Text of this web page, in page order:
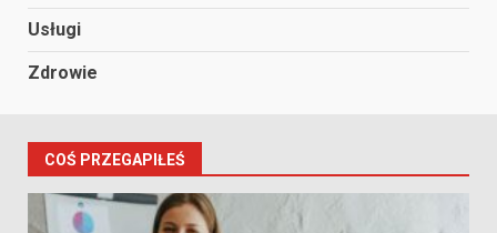
Usługi
Zdrowie
COŚ PRZEGAPIŁEŚ